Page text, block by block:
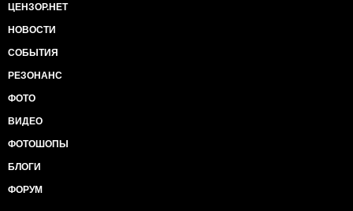
ЦЕНЗОР.НЕТ
НОВОСТИ
СОБЫТИЯ
РЕЗОНАНС
ФОТО
ВИДЕО
ФОТОШОПЫ
БЛОГИ
ФОРУМ